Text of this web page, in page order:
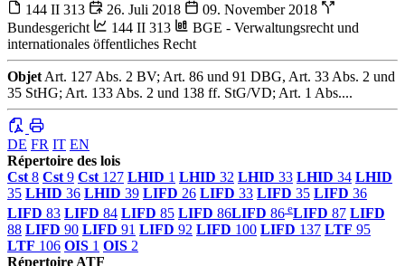
144 II 313
26. Juli 2018
09. November 2018
Bundesgericht
144 II 313
BGE - Verwaltungsrecht und
internationales öffentliches Recht
Objet Art. 127 Abs. 2 BV; Art. 86 und 91 DBG, Art. 33 Abs. 2 und
35 StHG; Art. 133 Abs. 2 und 138 ff. StG/VD; Art. 1 Abs....
DE FR IT EN
Répertoire des lois
Cst 8 Cst 9 Cst 127 LHID 1 LHID 32 LHID 33 LHID 34 LHID
35 LHID 36 LHID 39 LIFD 26 LIFD 33 LIFD 35 LIFD 36
LIFD 83 LIFD 84 LIFD 85 LIFD 86LIFD 86 eLIFD 87 LIFD
88 LIFD 90 LIFD 91 LIFD 92 LIFD 100 LIFD 137 LTF 95
LTF 106 OIS 1 OIS 2
Répertoire ATF